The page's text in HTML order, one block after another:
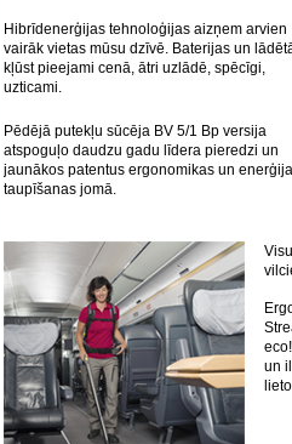
Hibrīdenerģijas tehnoloģijas aizņem arvien
vairāk vietas mūsu dzīvē. Baterijas un
kļūst pieejami cenā, ātri uzlādē, spēcīgi,
uzticami.
Pēdējā putekļu sūcēja BV 5/1 Bp versija
atspoguļo daudzu gadu līdera pieredzi un
jaunākos patentus ergonomikas un
taupīšanas jomā.
un